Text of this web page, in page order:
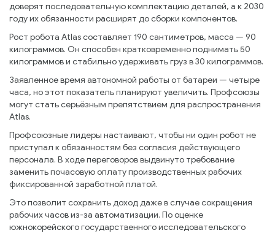
доверят последовательную комплектацию деталей, а к 2030
году их обязанности расширят до сборки компонентов.
Рост робота Atlas составляет 190 сантиметров, масса — 90
килограммов. Он способен кратковременно поднимать 50
килограммов и стабильно удерживать груз в 30 килограммов.
Заявленное время автономной работы от батареи — четыре
часа, но этот показатель планируют увеличить. Профсоюзы
могут стать серьёзным препятствием для распространения
Atlas.
Профсоюзные лидеры настаивают, чтобы ни один робот не
приступал к обязанностям без согласия действующего
персонала. В ходе переговоров выдвинуто требование
заменить почасовую оплату производственных рабочих
фиксированной заработной платой.
Это позволит сохранить доход даже в случае сокращения
рабочих часов из-за автоматизации. По оценке
южнокорейского государственного исследовательского